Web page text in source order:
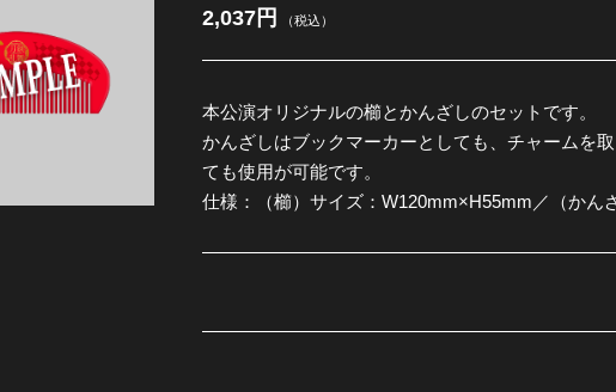
全公演グッズ
ディスコグラフィー
2,037円 （税込）
本公演オリジナルの櫛とかんざしのセットです。
かんざしはブックマーカーとしても、チャームを
ても使用が可能です。
仕様：（櫛）サイズ：W120mm×H55mm／（かん